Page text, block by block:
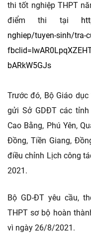
thi tốt nghiệp THPT
điểm thi tại
nghiep/tuyen-sinh/tra-
bARkW5GJs
Trước đó, Bộ Giáo
gửi Sở GDĐT các tỉnh
Cao Bằng, Phú Yên,
Đồng, Tiền Giang,
điều chỉnh Lịch công
2021.
Bộ GD-ĐT yêu cầu,
THPT sơ bộ hoàn
vì ngày 26/8/2021.